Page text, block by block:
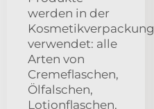
werden in der
Kosmetikverpackung
verwendet: alle
Arten von
Cremeflaschen,
Ölfalschen,
Lotionflaschen,